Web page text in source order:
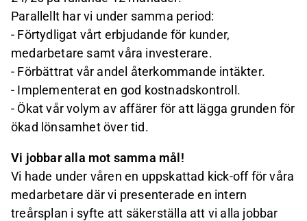
Parallellt har vi under samma period:
- Förtydligat vårt erbjudande för kunder,
medarbetare samt våra investerare.
- Förbättrat vår andel återkommande intäkter.
- Implementerat en god kostnadskontroll.
- Ökat vår volym av affärer för att lägga grunden för
ökad lönsamhet över tid.
Vi jobbar alla mot samma mål!
Vi hade under våren en uppskattad kick-off för våra
medarbetare där vi presenterade en intern
treårsplan i syfte att säkerställa att vi alla jobbar